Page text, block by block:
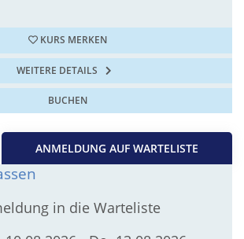
KURS MERKEN
WEITERE DETAILS
BUCHEN
ANMELDUNG AUF WARTELISTE
in die Warteliste